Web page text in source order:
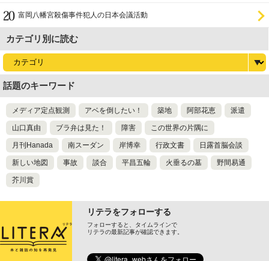
富岡八幡宮殺傷事件犯人の日本会議活動
カテゴリ別に読む
話題のキーワード
メディア定点観測 アベを倒したい！ 築地 阿部花恵 派遣
山口真由 ブラ弁は見た！ 障害 この世界の片隅に
月刊Hanada 南スーダン 岸博幸 行政文書 日露首脳会談
新しい地図 事故 談合 平昌五輪 火垂るの墓 野間易通
芥川賞
リテラをフォローする
フォローすると、タイムラインで
リテラの最新記事が確認できます。